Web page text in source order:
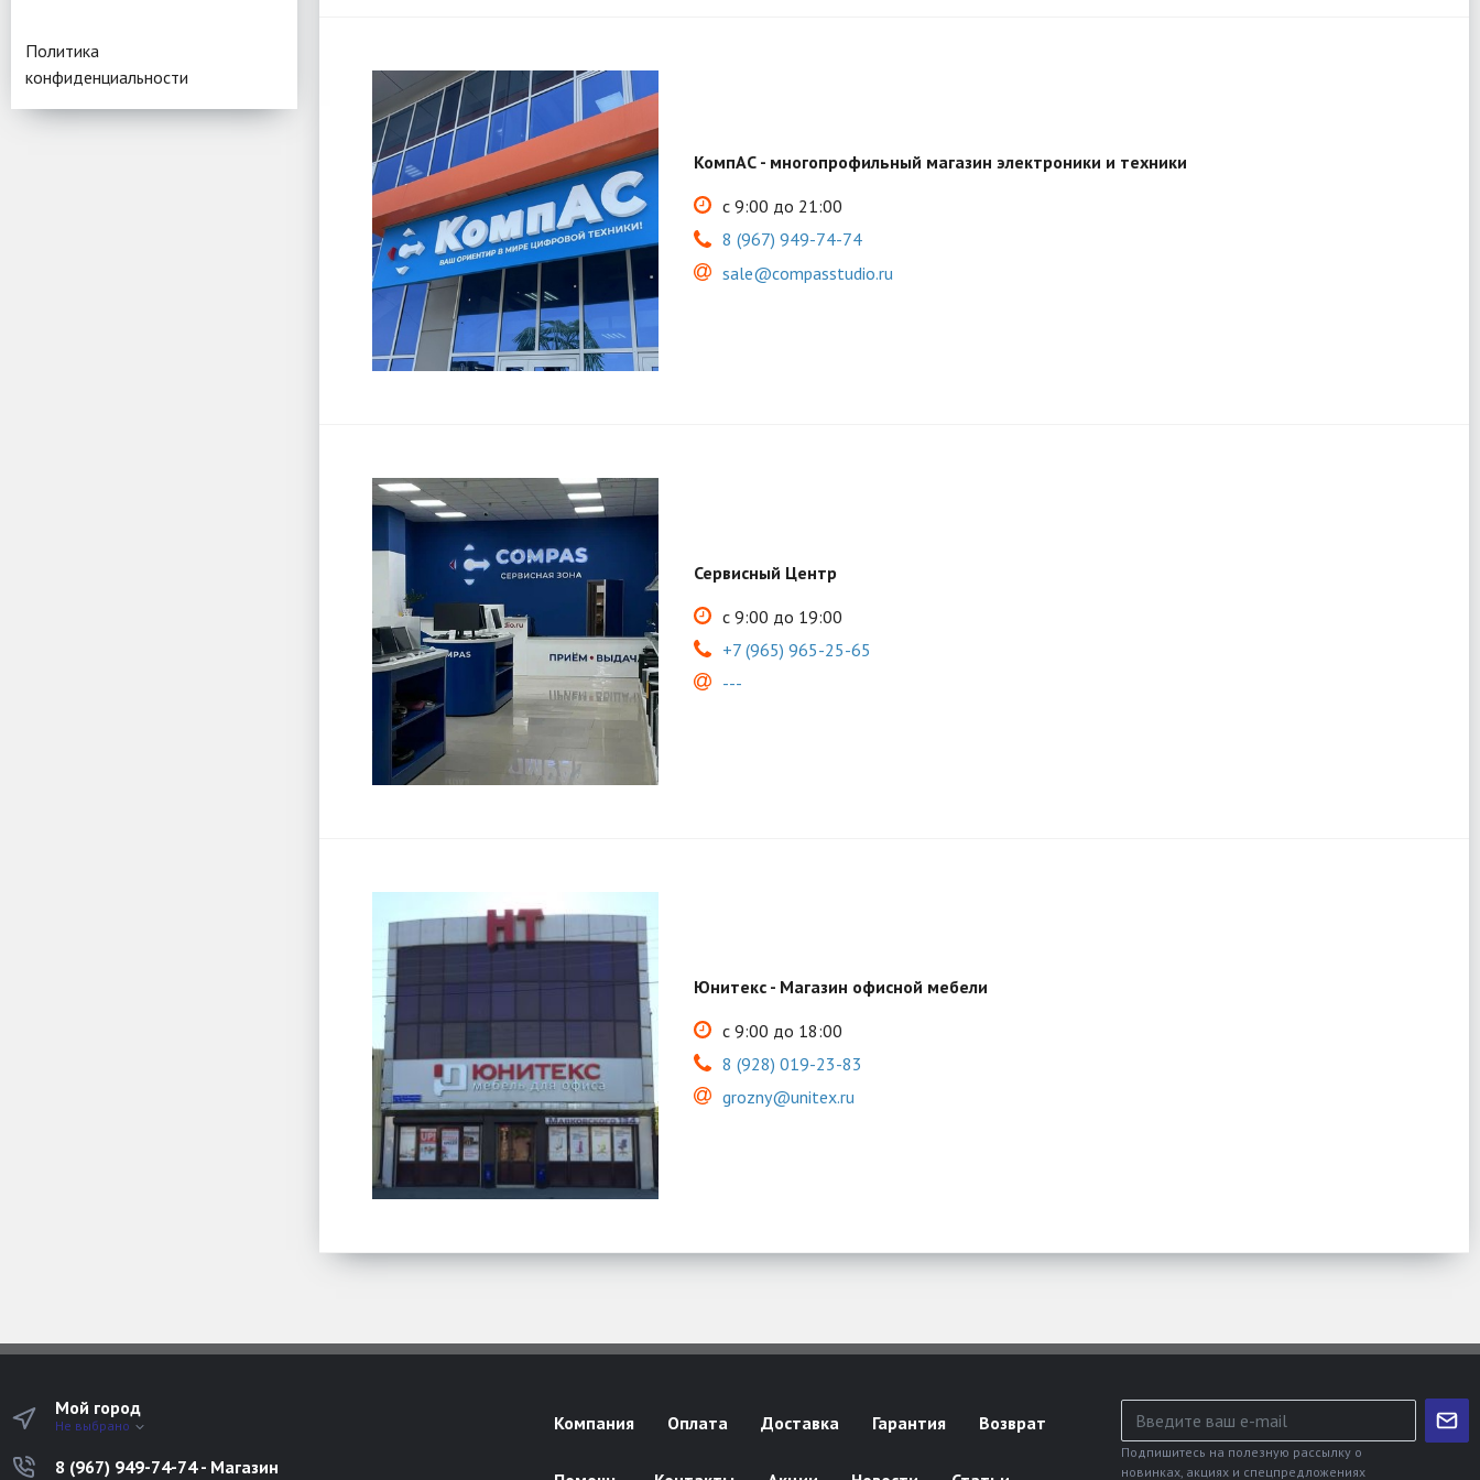
КомпАС - многопрофильный магазин электроники и техники
с 9:00 до 21:00
8 (967) 949-74-74
sale@compasstudio.ru
Сервисный Центр
с 9:00 до 19:00
+7 (965) 965-25-65
---
Юнитекс - Магазин офисной мебели
с 9:00 до 18:00
8 (928) 019-23-83
grozny@unitex.ru
Политика
конфиденциальности
Мой город
Не выбрано
8 (967) 949-74-74 - Магазин
Компания Оплата Доставка Гарантия Возврат
Подпишитесь на полезную рассылку о
новинках, акциях и спецпредложениях